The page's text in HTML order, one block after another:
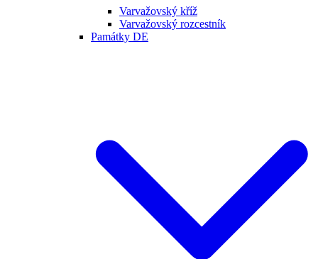
Varvažovský kříž
Varvažovský rozcestník
Památky DE